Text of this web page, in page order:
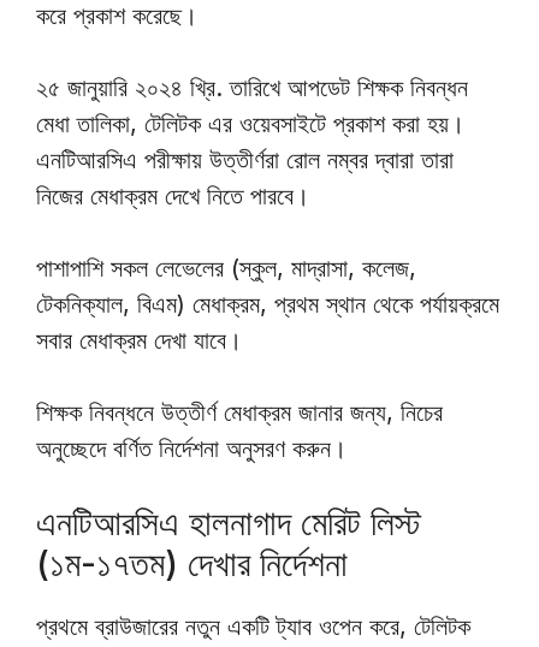
করে প্রকাশ করেছে।
২৫ জানুয়ারি ২০২৪ খ্রি. তারিখে আপডেট শিক্ষক নিবন্ধন
মেধা তালিকা, টেলিটক এর ওয়েবসাইটে প্রকাশ করা হয়।
এনটিআরসিএ পরীক্ষায় উত্তীর্ণরা রোল নম্বর দ্বারা তারা
নিজের মেধাক্রম দেখে নিতে পারবে।
পাশাপাশি সকল লেভেলের (স্কুল, মাদ্রাসা, কলেজ,
টেকনিক্যাল, বিএম) মেধাক্রম, প্রথম স্থান থেকে পর্যায়ক্রমে
সবার মেধাক্রম দেখা যাবে।
শিক্ষক নিবন্ধনে উত্তীর্ণ মেধাক্রম জানার জন্য, নিচের
অনুচ্ছেদে বর্ণিত নির্দেশনা অনুসরণ করুন।
এনটিআরসিএ হালনাগাদ মেরিট লিস্ট
(১ম-১৭তম) দেখার নির্দেশনা
প্রথমে ব্রাউজারের নতুন একটি ট্যাব ওপেন করে, টেলিটক